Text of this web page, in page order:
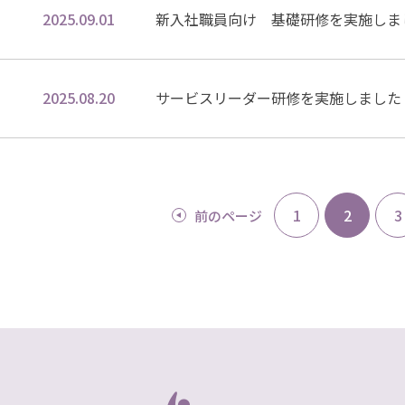
2025.09.01 新入社職員向け 基礎研修を実施しま
2025.08.20 サービスリーダー研修を実施しました
前のページ 1 2 3